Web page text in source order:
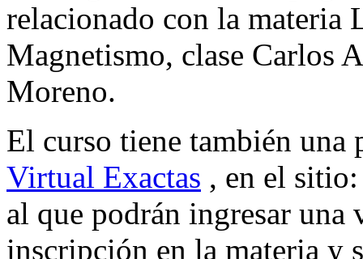
relacionado con la
Magnetismo, clase Carlos
Moreno.
El curso tiene también
Virtual Exactas , en el
al que podrán ingresar
inscripción en la materia y